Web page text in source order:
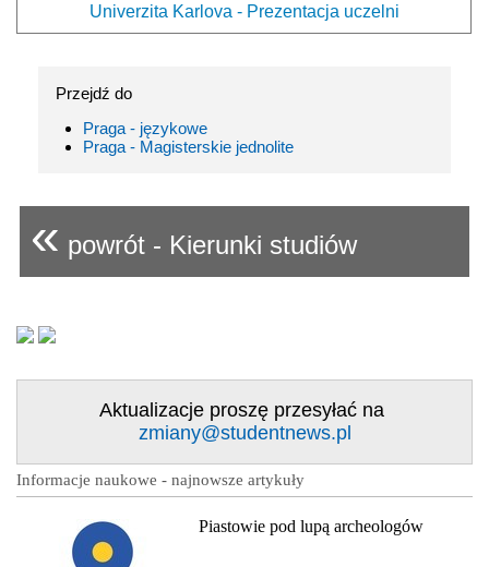
Univerzita Karlova - Prezentacja uczelni
Przejdź do
Praga - językowe
Praga - Magisterskie jednolite
« powrót - Kierunki studiów
Aktualizacje proszę przesyłać na
zmiany@studentnews.pl
Informacje naukowe - najnowsze artykuły
Piastowie pod lupą archeologów